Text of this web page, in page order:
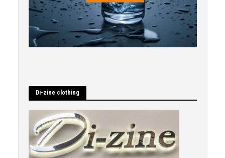
Di-zine clothing